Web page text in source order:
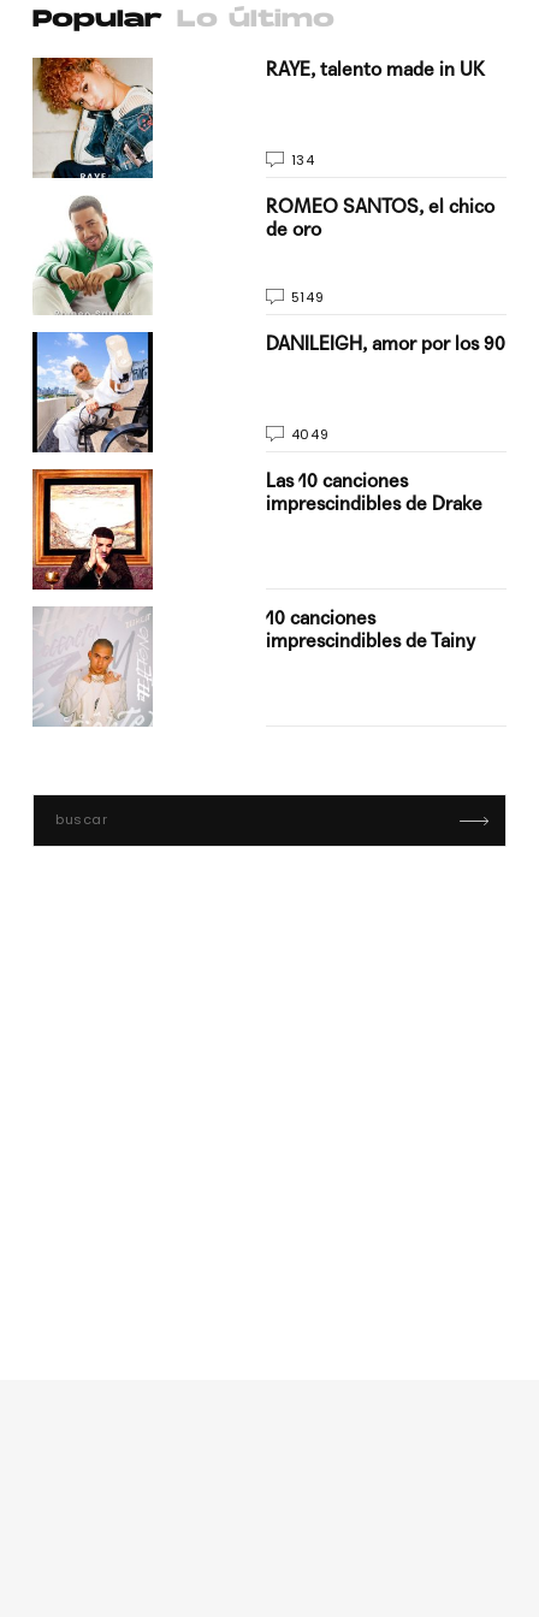
Popular Lo último
RAYE, talento made in UK
134
ROMEO SANTOS, el chico
de oro
5149
DANILEIGH, amor por los 90
4049
Las 10 canciones
imprescindibles de Drake
10 canciones
imprescindibles de Tainy